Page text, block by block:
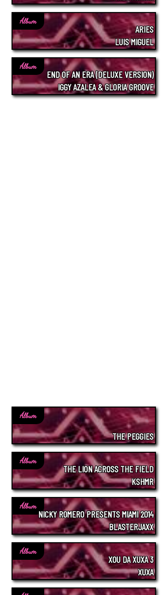
Álbum
ARIES
LUIS MIGUEL
Álbum
END OF AN ERA (DELUXE VERSION)
IGGY AZALEA & GLORIA GROOVE
Álbum
THE PEGGIES
Álbum
THE LION ACROSS THE FIELD
KSHMR
Álbum
NICKY ROMERO PRESENTS MIAMI 2014
BLASTERJAXX
Álbum
XOU DA XUXA 3
XUXA